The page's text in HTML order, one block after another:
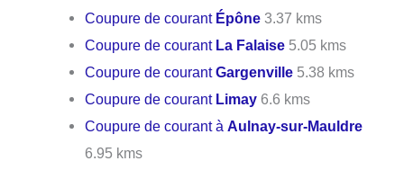
Coupure de courant Épône 3.37 kms
Coupure de courant La Falaise 5.05 kms
Coupure de courantGargenville 5.38 kms
Coupure de courant Limay 6.6 kms
Coupure de courant àAulnay-sur-Mauldre
6.95 kms